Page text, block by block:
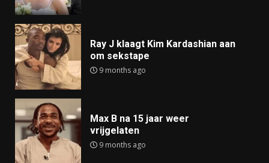
Ray J klaagt Kim Kardashian aan
om sekstape
9 months ago
Max B na 15 jaar weer
vrijgelaten
9 months ago